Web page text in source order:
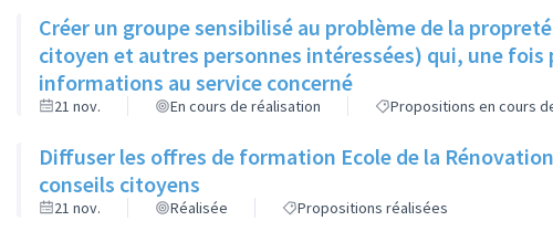
Créer un groupe sensibilisé au problème de la
citoyen et autres personnes intéressées) qui, une
informations au service concerné
21 nov. En cours de réalisation Propositions en cours
Diffuser les offres de formation Ecole de la
conseils citoyens
21 nov. Réalisée Propositions réalisées